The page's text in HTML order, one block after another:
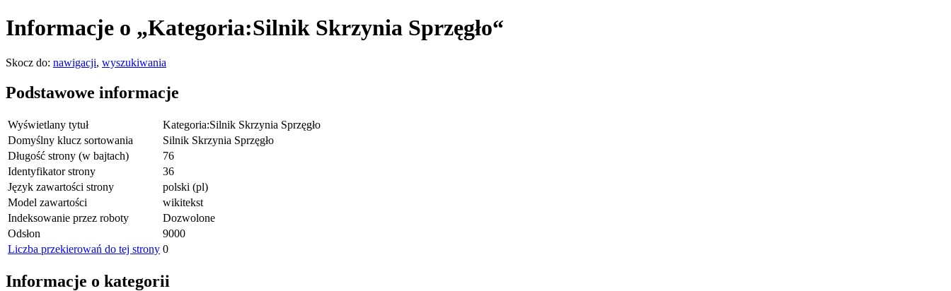
Informacje o „Kategoria:Silnik Skrzynia Sprzęgło“
Skocz do: nawigacji, wyszukiwania
Podstawowe informacje
Wyświetlany tytuł
Kategoria:Silnik Skrzynia Sprzęgło
Domyślny klucz sortowania
Silnik Skrzynia Sprzęgło
Długość strony (w bajtach)
76
Identyfikator strony
36
Język zawartości strony
polski (pl)
Model zawartości
wikitekst
Indeksowanie przez roboty
Dozwolone
Odsłon
9000
Liczba przekierowań do tej strony 0
Informacje o kategorii